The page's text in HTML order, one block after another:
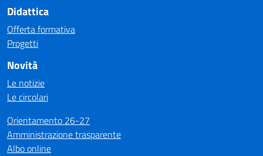
Didattica
Offerta formativa
Progetti
Novità
Le notizie
Le circolari
Orientamento 26-27
Amministrazione trasparente
Albo online